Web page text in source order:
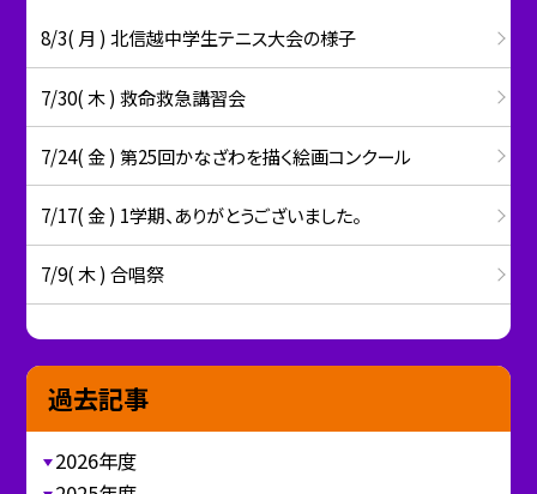
8/3( 月 ) 北信越中学生テニス大会の様子
7/30( 木 ) 救命救急講習会
7/24( 金 ) 第25回かなざわを描く絵画コンクール
7/17( 金 ) 1学期、ありがとうございました。
7/9( 木 ) 合唱祭
過去記事
2026年度